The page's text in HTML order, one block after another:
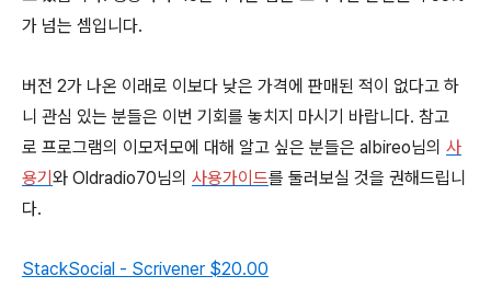
가 넘는 셈입니다.
버전 2가 나온 이래로 이보다 낮은 가격에 판매된 적이 없다고 하
니 관심 있는 분들은 이번 기회를 놓치지 마시기 바랍니다. 참고
로 프로그램의 이모저모에 대해 알고 싶은 분들은 albireo님의 사
용기 와 Oldradio70님의 사용가이드를 둘러보실 것을 권해드립니
다.
StackSocial - Scrivener $20.00